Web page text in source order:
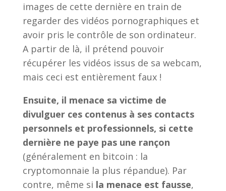
images de cette dernière en train de
regarder des vidéos pornographiques et
avoir pris le contrôle de son ordinateur.
A partir de là, il prétend pouvoir
récupérer les vidéos issus de sa webcam,
mais ceci est entièrement faux !
Ensuite, il menace sa victime de
divulguer ces contenus à ses contacts
personnels et professionnels, si cette
dernière ne paye pas une rançon
(généralement en bitcoin : la
cryptomonnaie la plus répandue). Par
contre, même si la menace est fausse,